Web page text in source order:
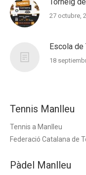
27 octubre,
Escola
18
Tennis Manlleu
Tennis a Manlleu
Federació Catalana de
Pàdel Manlleu